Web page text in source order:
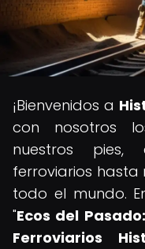
¡Bienvenidos a
con nosotros
nuestros pies,
ferroviarios
todo el mundo.
"Ecos del
Ferroviarios